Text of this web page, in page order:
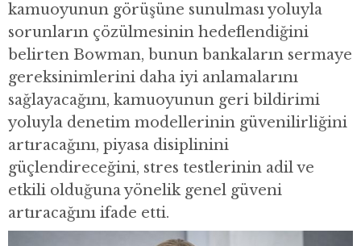
kamuoyunun görüşüne sunulması yoluyla
sorunların çözülmesinin hedeflendiğini
belirten Bowman, bunun bankaların sermaye
gereksinimlerini daha iyi anlamalarını
sağlayacağını, kamuoyunun geri bildirimi
yoluyla denetim modellerinin güvenilirliğini
artıracağını, piyasa disiplinini
güçlendireceğini, stres testlerinin adil ve
etkili olduğuna yönelik genel güveni
artıracağını ifade etti.